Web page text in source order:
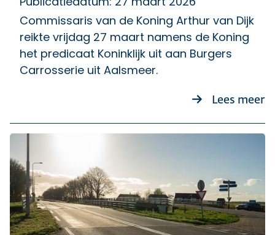
Commissaris van de Koning Arthur van Dijk
reikte vrijdag 27 maart namens de Koning
het predicaat Koninklijk uit aan Burgers
Carrosserie uit Aalsmeer.
Lees meer